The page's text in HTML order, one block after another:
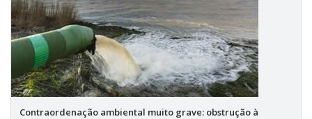
Contraordenação ambiental muito grave: obstrução à